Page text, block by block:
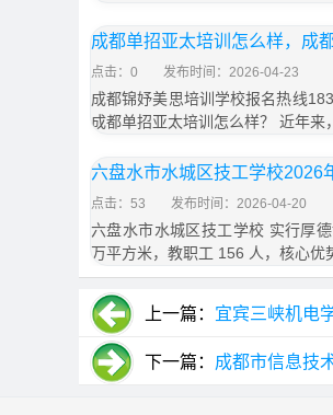
成都单招亚太培训怎么样，成
点击：0 发布时间：2026-04-23
成都锦妤美思培训学校报名热线
成都单招亚太培训怎么样？ 近年
六盘水市水城区技工学校2026
点击：53 发布时间：2026-04-20
六盘水市水城区技工学校 实行厚
万平方米，教职工 156 人，核心优
上一篇： 宜宾三峡机电
下一篇： 成都市信息技